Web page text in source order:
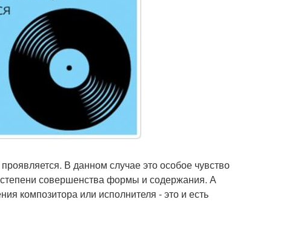
В данном случае это особое чувство
совершенства формы и содержания. А
композитора или исполнителя - это и есть